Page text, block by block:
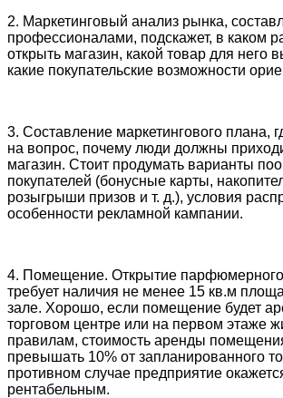
2. Маркетинговый анализ рынка,
профессионалами, подскажет, в каком
открыть магазин, какой товар для него
какие покупательские возможности
3. Составление маркетингового плана,
на вопрос, почему люди должны
магазин. Стоит продумать варианты
покупателей (бонусные карты,
розыгрыши призов и т. д.), условия
особенности рекламной кампании.
4. Помещение. Открытие парфюмерного
требует наличия не менее 15 кв.м
зале. Хорошо, если помещение будет
торговом центре или на первом этаже
правилам, стоимость аренды
превышать 10% от запланированного
противном случае предприятие
рентабельным.